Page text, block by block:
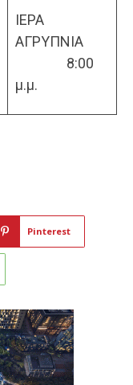
ΙΕΡΑ
ΑΓΡΥΠΝΙΑ
8:00
μ.μ.
Pinterest